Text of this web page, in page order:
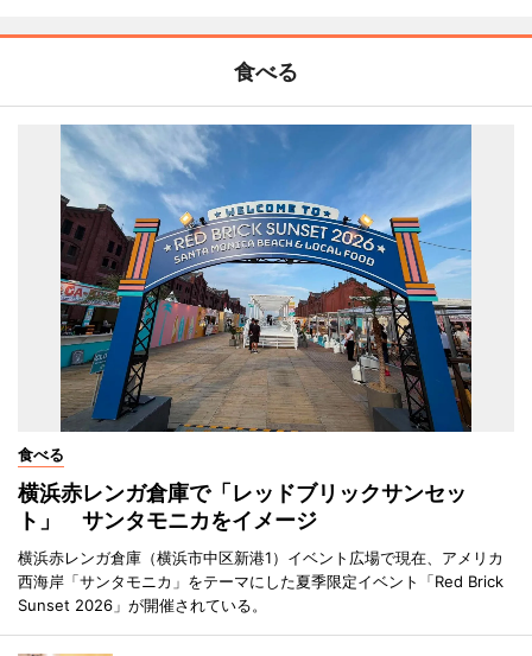
食べる
食べる
横浜赤レンガ倉庫で「レッドブリックサンセッ
ト」 サンタモニカをイメージ
横浜赤レンガ倉庫（横浜市中区新港1）イベント広場で現在、アメリカ
西海岸「サンタモニカ」をテーマにした夏季限定イベント「Red Brick
Sunset 2026」が開催されている。